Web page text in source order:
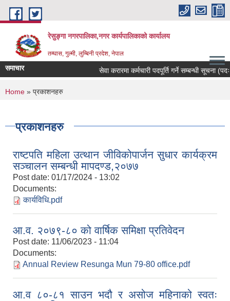
Skip to main content
रेसुङ्गा नगरपालिका,नगर कार्यपालिकाको कार्यालय
तम्घास, गुल्मी, लुम्बिनी प्रदेश, नेपाल
समाचार सेवा करारमा कर्मचारी पदपूर्ति गर्ने सम्बन्धी सूचना (पदः
You are here
Home » प्रकाशनहरु
प्रकाशनहरु
राष्टपति महिला उत्थान जीविकोपार्जन सुधार कार्यक्रम
सञ्चालन सम्बन्धी मापदण्ड,२०७७
Post date: 01/17/2024 - 13:02
Documents:
कार्यविधि.pdf
आ.व. २०७९-८० को वार्षिक समिक्षा प्रतिवेदन
Post date: 11/06/2023 - 11:04
Documents:
Annual Review Resunga Mun 79-80 office.pdf
आ.व ८०-८१ साउन भदौ र असोज महिनाको स्वतः